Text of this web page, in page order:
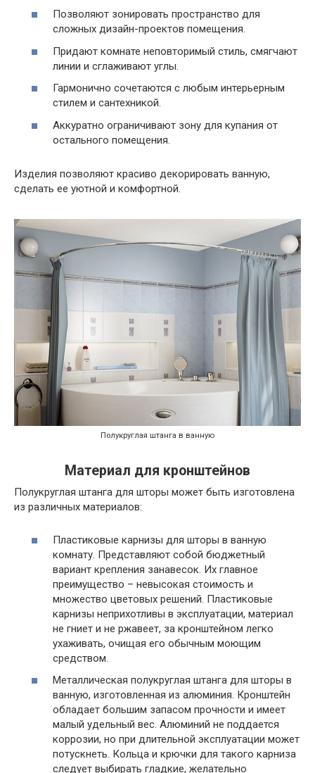
Позволяют зонировать пространство для
сложных дизайн-проектов помещения.
Придают комнате неповторимый стиль, смягчают
линии и сглаживают углы.
Гармонично сочетаются с любым интерьерным
стилем и сантехникой.
Аккуратно ограничивают зону для купания от
остального помещения.
Изделия позволяют красиво декорировать ванную,
сделать ее уютной и комфортной.
Полукруглая штанга в ванную
Материал для кронштейнов
Полукруглая штанга для шторы может быть изготовлена
из различных материалов:
Пластиковые карнизы для шторы в ванную
комнату. Представляют собой бюджетный
вариант крепления занавесок. Их главное
преимущество – невысокая стоимость и
множество цветовых решений. Пластиковые
карнизы неприхотливы в эксплуатации, материал
не гниет и не ржавеет, за кронштейном легко
ухаживать, очищая его обычным моющим
средством.
Металлическая полукруглая штанга для шторы в
ванную, изготовленная из алюминия. Кронштейн
обладает большим запасом прочности и имеет
малый удельный вес. Алюминий не поддается
коррозии, но при длительной эксплуатации может
потускнеть. Кольца и крючки для такого карниза
следует выбирать гладкие, желательно